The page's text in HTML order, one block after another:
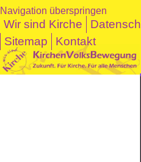
Navigation überspringen
Wir sind Kirche
Sitemap
Kontakt